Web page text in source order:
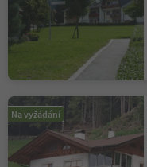
Na vyžádání